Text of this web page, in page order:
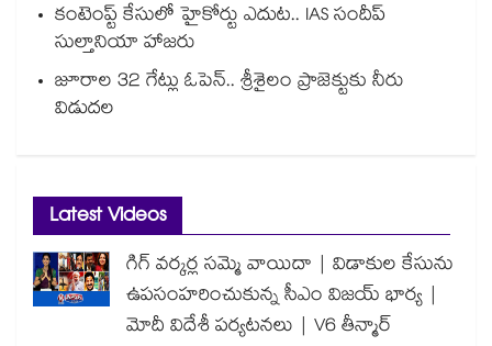
కంటెంప్ట్ కేసులో హైకోర్టు ఎదుట.. IAS సందీప్
సుల్తానియా హాజరు
జూరాల 32 గేట్లు ఓపెన్.. శ్రీశైలం ప్రాజెక్టుకు నీరు
విడుదల
Latest Videos
గిగ్ వర్కర్ల సమ్మె వాయిదా | విడాకుల కేసును
ఉపసంహరించుకున్న సీఎం విజయ్ భార్య |
మోదీ విదేశీ పర్యటనలు | V6 తీన్మార్